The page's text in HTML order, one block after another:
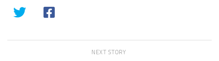
NEXT STORY